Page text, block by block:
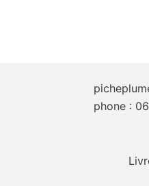
phone :